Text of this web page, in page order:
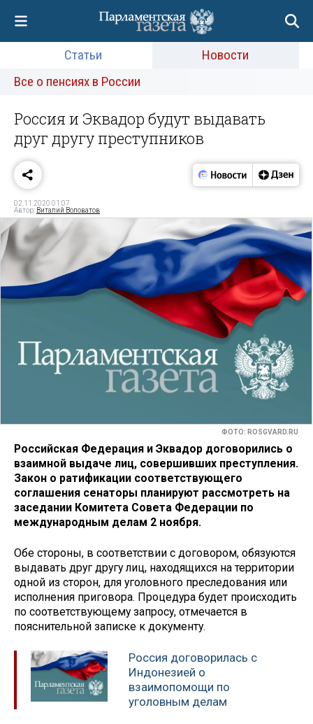
Статьи
Новости
Все о пенсиях в России
Россия и Эквадор будут выдавать
друг другу преступников
02.11.2020 01:07
Автор: Виталий Воловатов
ФОТО: ROSGVARD.RU
Российская Федерация и Эквадор договорились о
взаимной выдаче лиц, совершивших преступления.
Закон о ратификации соответствующего
соглашения сенаторы планируют рассмотреть на
заседании Комитета Совета Федерации по
международным делам 2 ноября.
Обе стороны, в соответствии с договором, обязуются
выдавать друг другу лиц, находящихся на территории
одной из сторон, для уголовного преследования или
исполнения приговора. Процедура будет происходить
по соответствующему запросу, отмечается в
пояснительной записке к документу.
Россия договорилась с
Индонезией о
взаимопомощи по
уголовным делам​